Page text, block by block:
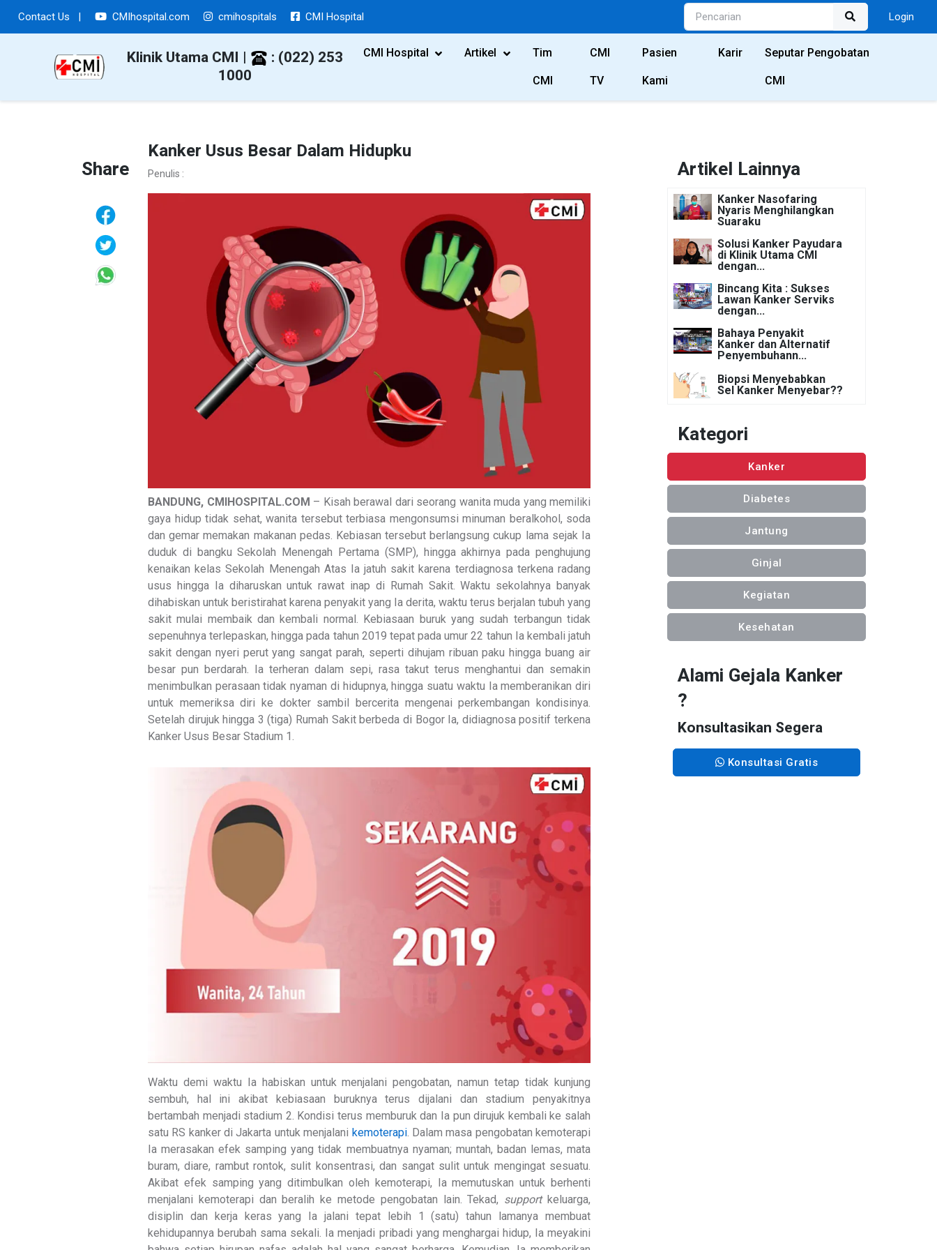
Contact Us | CMIhospital.com cmihospitals CMI Hospital Login
Klinik Utama CMI |
: (022) 253
1000
CMI Hospital Artikel Tim
CMI
CMI
TV
Pasien
Kami
Karir Seputar Pengobatan
CMI
Share
Kanker Usus Besar Dalam Hidupku
Penulis :
BANDUNG, CMIHOSPITAL.COM – Kisah berawal dari seorang wanita muda yang memiliki
gaya hidup tidak sehat, wanita tersebut terbiasa mengonsumsi minuman beralkohol, soda
dan gemar memakan makanan pedas. Kebiasan tersebut berlangsung cukup lama sejak Ia
duduk di bangku Sekolah Menengah Pertama (SMP), hingga akhirnya pada penghujung
kenaikan kelas Sekolah Menengah Atas Ia jatuh sakit karena terdiagnosa terkena radang
usus hingga Ia diharuskan untuk rawat inap di Rumah Sakit. Waktu sekolahnya banyak
dihabiskan untuk beristirahat karena penyakit yang Ia derita, waktu terus berjalan tubuh yang
sakit mulai membaik dan kembali normal. Kebiasaan buruk yang sudah terbangun tidak
sepenuhnya terlepaskan, hingga pada tahun 2019 tepat pada umur 22 tahun Ia kembali jatuh
sakit dengan nyeri perut yang sangat parah, seperti dihujam ribuan paku hingga buang air
besar pun berdarah. Ia terheran dalam sepi, rasa takut terus menghantui dan semakin
menimbulkan perasaan tidak nyaman di hidupnya, hingga suatu waktu Ia memberanikan diri
untuk memeriksa diri ke dokter sambil bercerita mengenai perkembangan kondisinya.
Setelah dirujuk hingga 3 (tiga) Rumah Sakit berbeda di Bogor Ia, didiagnosa positif terkena
Kanker Usus Besar Stadium 1.
Waktu demi waktu Ia habiskan untuk menjalani pengobatan, namun tetap tidak kunjung
sembuh, hal ini akibat kebiasaan buruknya terus dijalani dan stadium penyakitnya
bertambah menjadi stadium 2. Kondisi terus memburuk dan Ia pun dirujuk kembali ke salah
satu RS kanker di Jakarta untuk menjalani kemoterapi. Dalam masa pengobatan kemoterapi
Ia merasakan efek samping yang tidak membuatnya nyaman; muntah, badan lemas, mata
buram, diare, rambut rontok, sulit konsentrasi, dan sangat sulit untuk mengingat sesuatu.
Akibat efek samping yang ditimbulkan oleh kemoterapi, Ia memutuskan untuk berhenti
menjalani kemoterapi dan beralih ke metode pengobatan lain. Tekad, supportkeluarga,
disiplin dan kerja keras yang Ia jalani tepat lebih 1 (satu) tahun lamanya membuat
kehidupannya berubah sama sekali. Ia menjadi pribadi yang menghargai hidup, Ia meyakini
Artikel Lainnya
Kanker Nasofaring
Nyaris Menghilangkan
Suaraku
Solusi Kanker Payudara
di Klinik Utama CMI
dengan...
Bincang Kita : Sukses
Lawan Kanker Serviks
dengan...
Bahaya Penyakit
Kanker dan Alternatif
Penyembuhann...
Biopsi Menyebabkan
Sel Kanker Menyebar??
Kategori
Kanker
Diabetes
Jantung
Ginjal
Kegiatan
Kesehatan
Alami Gejala Kanker
?
Konsultasikan Segera
Konsultasi Gratis